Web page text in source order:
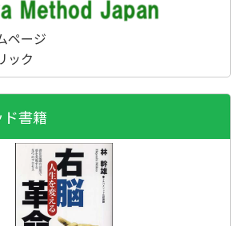
ページ
ック
書籍